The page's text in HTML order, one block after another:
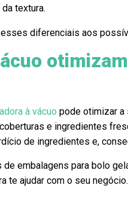
textura.
diferenciais aos
à vácuo pode otimizar a
e ingredientes
de ingredientes e,
embalagens para bolo
te ajudar com o seu negócio.